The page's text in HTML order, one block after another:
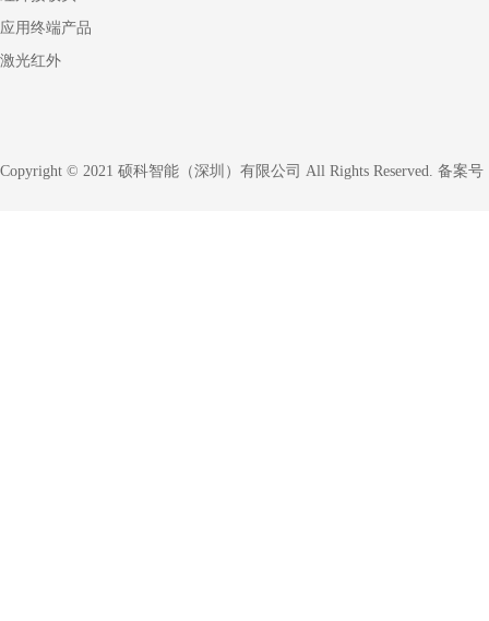
应用终端产品
激光红外
Copyright © 2021 硕科智能（深圳）有限公司 All Rights Reserved. 备案号